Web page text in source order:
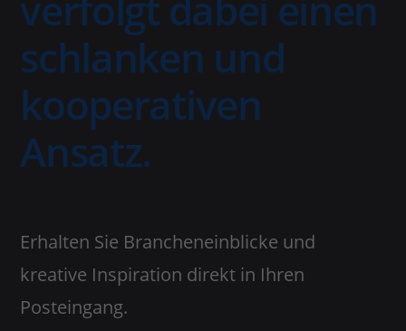
schlanken und
kooperativen
Ansatz.
Erhalten Sie Brancheneinblicke und
kreative Inspiration direkt in Ihren
Posteingang.